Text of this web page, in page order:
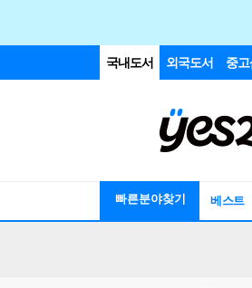
국내도서 외국도서 중고
빠른분야찾기 베스트